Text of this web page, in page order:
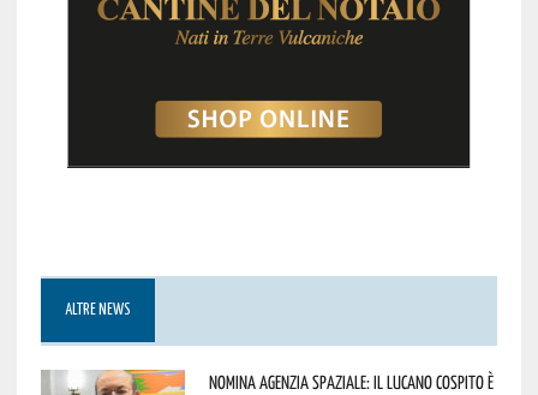
ALTRE NEWS
Nomina Agenzia Spaziale: il lucano Cospito è